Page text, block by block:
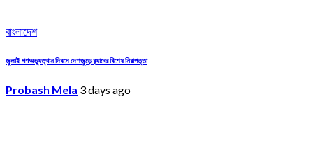
বাংলাদেশ
জুলাই গণঅভ্যুত্থান দিবসে দেশজুড়ে র‌্যাবের বিশেষ নিরাপত্তা
Probash Mela 3 days ago